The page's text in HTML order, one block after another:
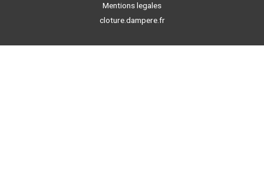
Mentions legales
cloture.dampere.fr